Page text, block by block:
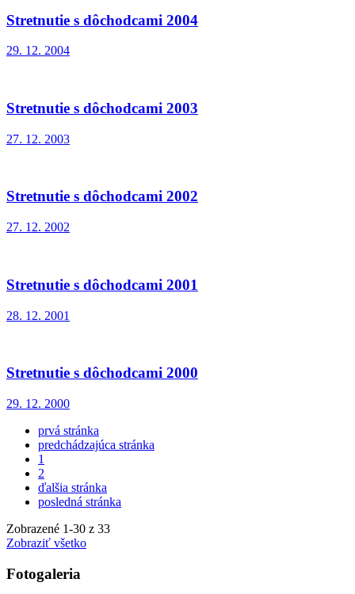
Stretnutie s dôchodcami 2004
29. 12. 2004
Stretnutie s dôchodcami 2003
27. 12. 2003
Stretnutie s dôchodcami 2002
27. 12. 2002
Stretnutie s dôchodcami 2001
28. 12. 2001
Stretnutie s dôchodcami 2000
29. 12. 2000
prvá stránka
predchádzajúca stránka
1
2
ďalšia stránka
posledná stránka
Zobrazené 1-30 z 33
Zobraziť všetko
Fotogaleria